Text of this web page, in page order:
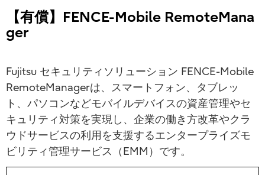
【有償】FENCE-Mobile RemoteMana
ger
Fujitsu セキュリティソリューション FENCE-Mobile
RemoteManagerは、スマートフォン、タブレッ
ト、パソコンなどモバイルデバイスの資産管理やセ
キュリティ対策を実現し、企業の働き方改革やクラ
ウドサービスの利用を支援するエンタープライズモ
ビリティ管理サービス（EMM）です。